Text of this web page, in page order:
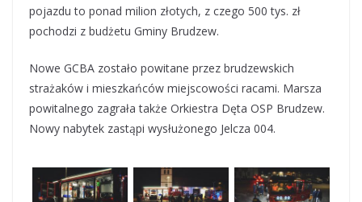
pojazdu to ponad milion złotych, z czego 500 tys. zł
pochodzi z budżetu Gminy Brudzew.
Nowe GCBA zostało powitane przez brudzewskich
strażaków i mieszkańców miejscowości racami. Marsza
powitalnego zagrała także Orkiestra Dęta OSP Brudzew.
Nowy nabytek zastąpi wysłużonego Jelcza 004.